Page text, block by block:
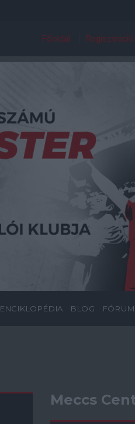
Főoldal Regisztráció
ENCIKLOPÉDIA BLOG FÓRUM
Meccs